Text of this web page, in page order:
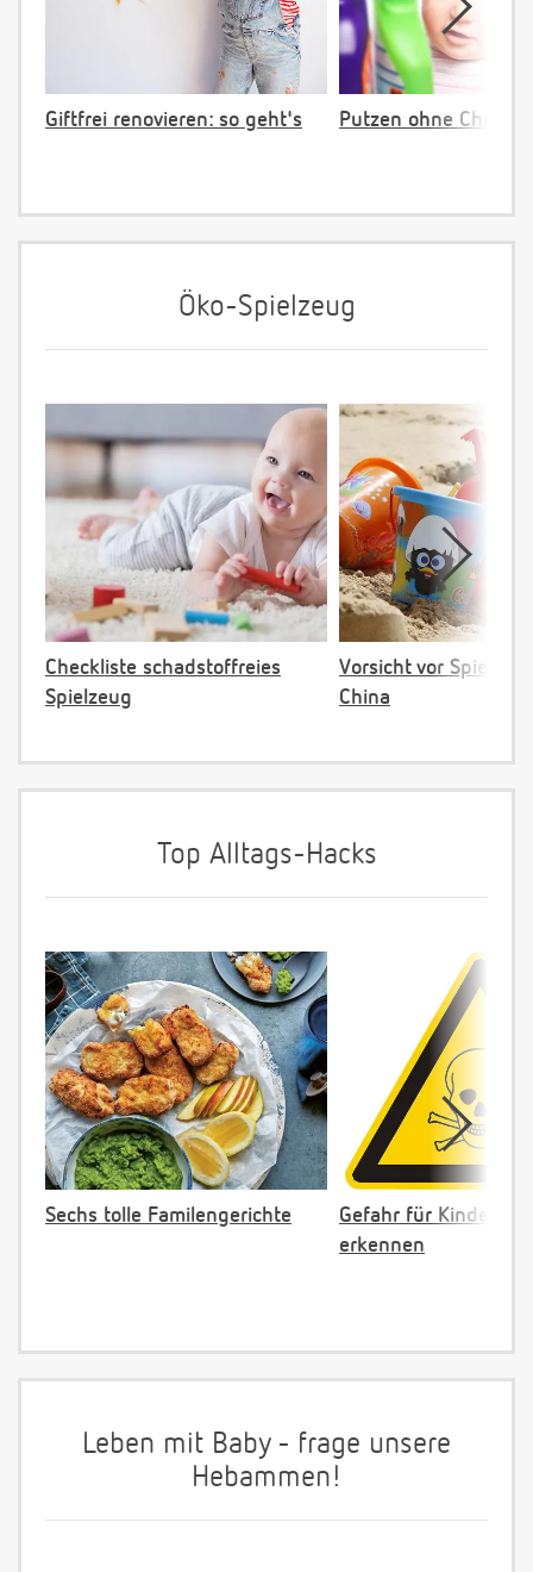
Giftfrei renovieren: so geht's Putzen ohne Chemie
Öko-Spielzeug
Checkliste schadstoffreies
Spielzeug
Vorsicht vor
China
Top Alltags-Hacks
Sechs tolle Familengerichte
Gefahr für Kinder:
erkennen
Leben mit Baby - frage unsere
Hebammen!